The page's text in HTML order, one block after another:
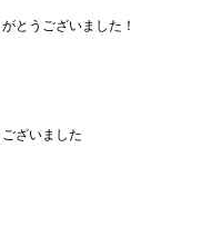
とうございました！
ざいました